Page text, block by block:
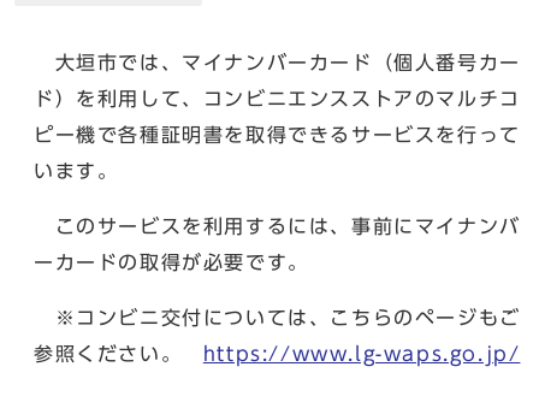
大垣市では、マイナンバーカード（個人番号カー
ド）を利用して、コンビニエンスストアのマルチコ
ピー機で各種証明書を取得できるサービスを行って
います。
このサービスを利用するには、事前にマイナンバ
ーカードの取得が必要です。
※コンビニ交付については、こちらのページもご
参照ください。
https://www.lg-waps.go.jp/